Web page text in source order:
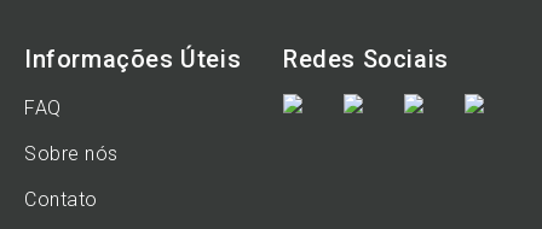
Informações Úteis
FAQ
Sobre nós
Contato
Redes Sociais